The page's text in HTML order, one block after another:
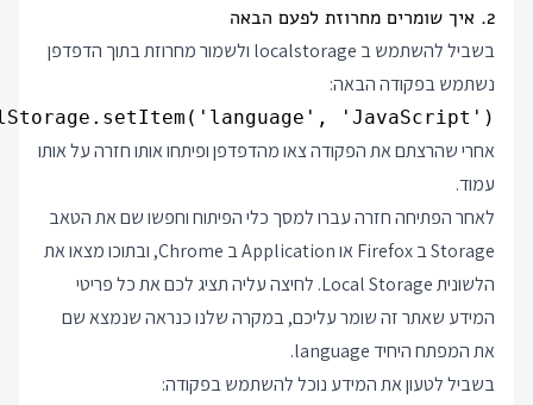
2. איך שומרים מחרוזת לפעם הבאה
בשביל להשתמש ב localstorage ולשמור מחרוזת בתוך הדפדפן
נשתמש בפקודה הבאה:
'JavaScript');
אחרי שהרצתם את הפקודה צאו מהדפדפן ופיתחו אותו חזרה על אותו
עמוד.
לאחר הפתיחה חזרה עברו למסך כלי הפיתוח וחפשו שם את הטאב
Storage ב Firefox או Application ב Chrome, ובתוכו מצאו את
הלשונית Local Storage. לחיצה עליה תציג לכם את כל פריטי
המידע שאתר זה שומר עליכם, במקרה שלנו כנראה שנמצא שם
את המפתח היחיד language.
בשביל לטעון את המידע נוכל להשתמש בפקודה: